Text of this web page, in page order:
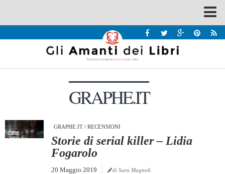
Recensioni
Interviste & Incontri
Chi siamo
GRAPHE.IT
GRAPHE.IT/ RECENSIONI
Storie di serial killer – Lidia
Fogarolo
20 Maggio 2019 di Sara Magnoli